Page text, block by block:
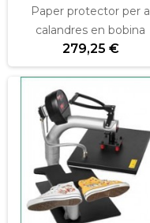
Paper protector per a
calandres en bobina
279,25 €